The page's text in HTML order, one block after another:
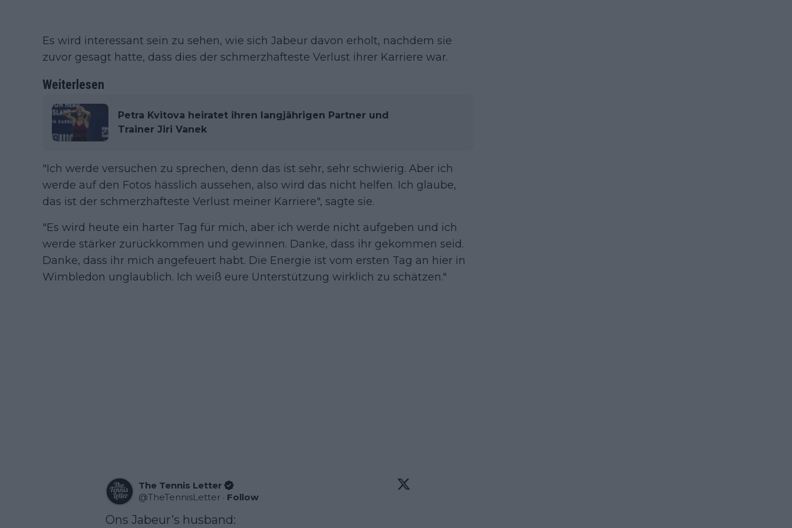
Es wird interessant sein zu sehen, wie sich Jabeur davon erholt, nachdem sie
zuvor gesagt hatte, dass dies der schmerzhafteste Verlust ihrer Karriere war.
Weiterlesen
Petra Kvitova heiratet ihren langjährigen Partner und
Trainer Jiri Vanek
"Ich werde versuchen zu sprechen, denn das ist sehr, sehr schwierig. Aber ich
werde auf den Fotos hässlich aussehen, also wird das nicht helfen. Ich glaube,
das ist der schmerzhafteste Verlust meiner Karriere", sagte sie.
"Es wird heute ein harter Tag für mich, aber ich werde nicht aufgeben und ich
werde stärker zurückkommen und gewinnen. Danke, dass ihr gekommen seid.
Danke, dass ihr mich angefeuert habt. Die Energie ist vom ersten Tag an hier in
Wimbledon unglaublich. Ich weiß eure Unterstützung wirklich zu schätzen."
The Tennis Letter
@TheTennisLetter · Follow
Ons Jabeur’s husband: